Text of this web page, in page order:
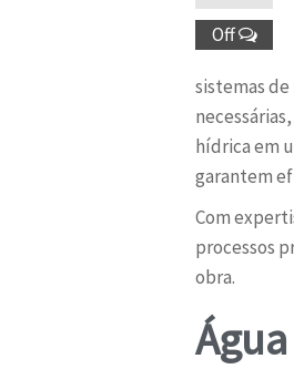
Off
sistemas
hídrica em
garantem
Com
processos
obra.